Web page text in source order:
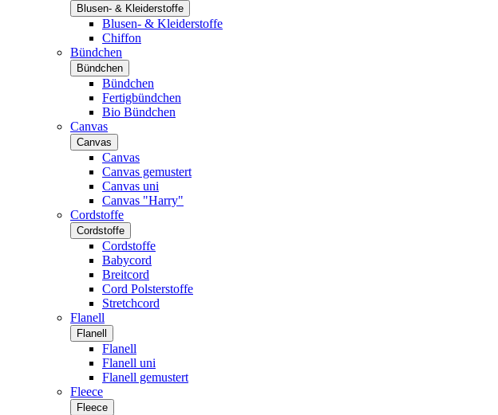
Blusen- & Kleiderstoffe
Blusen- & Kleiderstoffe
Chiffon
Bündchen
Bündchen
Bündchen
Fertigbündchen
Bio Bündchen
Canvas
Canvas
Canvas
Canvas gemustert
Canvas uni
Canvas "Harry"
Cordstoffe
Cordstoffe
Cordstoffe
Babycord
Breitcord
Cord Polsterstoffe
Stretchcord
Flanell
Flanell
Flanell
Flanell uni
Flanell gemustert
Fleece
Fleece